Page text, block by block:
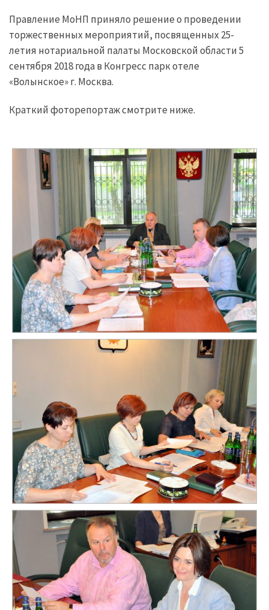
Правление МоНП приняло решение о проведении
торжественных мероприятий, посвященных 25-
летия нотариальной палаты Московской области 5
сентября 2018 года в Конгресс парк отеле
«Волынское» г. Москва.
Краткий фоторепортаж смотрите ниже.